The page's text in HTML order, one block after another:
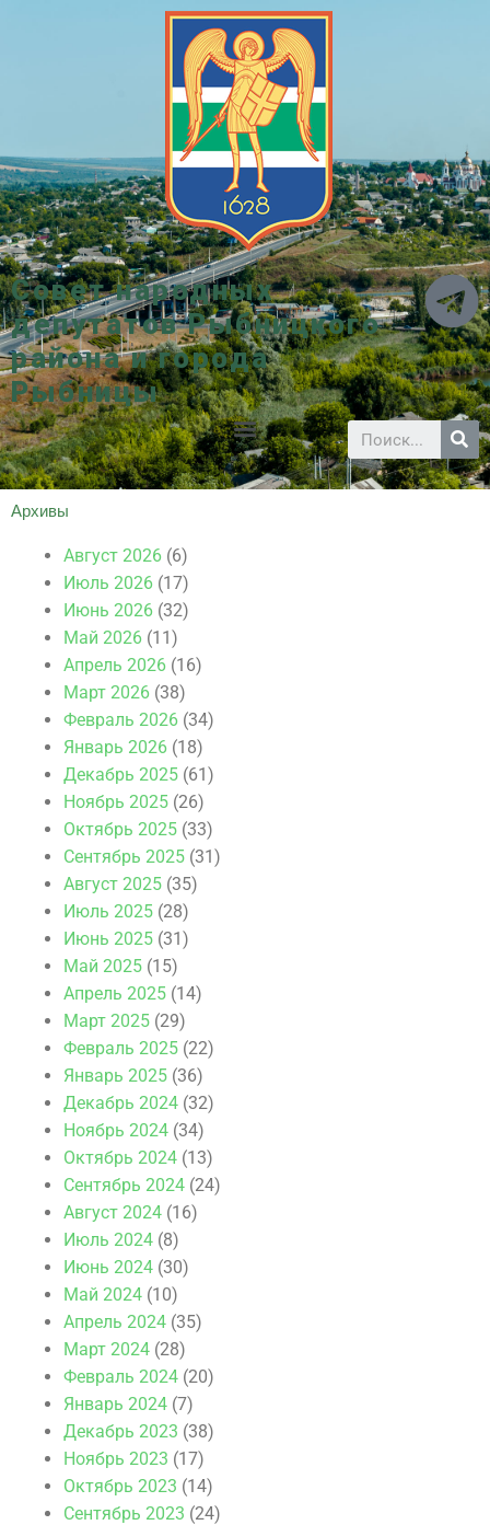
Совет народных
депутатов Рыбницкого
района и города
Рыбницы
Архивы
Август 2026 (6)
Июль 2026 (17)
Июнь 2026 (32)
Май 2026 (11)
Апрель 2026 (16)
Март 2026 (38)
Февраль 2026 (34)
Январь 2026 (18)
Декабрь 2025 (61)
Ноябрь 2025 (26)
Октябрь 2025 (33)
Сентябрь 2025 (31)
Август 2025 (35)
Июль 2025 (28)
Июнь 2025 (31)
Май 2025 (15)
Апрель 2025 (14)
Март 2025 (29)
Февраль 2025 (22)
Январь 2025 (36)
Декабрь 2024 (32)
Ноябрь 2024 (34)
Октябрь 2024 (13)
Сентябрь 2024 (24)
Август 2024 (16)
Июль 2024 (8)
Июнь 2024 (30)
Май 2024 (10)
Апрель 2024 (35)
Март 2024 (28)
Февраль 2024 (20)
Январь 2024 (7)
Декабрь 2023 (38)
Ноябрь 2023 (17)
Октябрь 2023 (14)
Сентябрь 2023 (24)